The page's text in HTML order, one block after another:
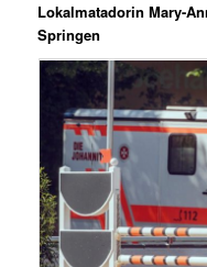
Lokalmatadorin Mary-
Springen